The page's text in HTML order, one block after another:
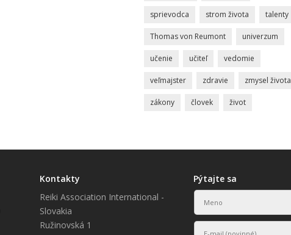
sprievodca strom života talenty
Thomas von Reumont univerzum
učenie učiteľ vedomie
veľmajster zdravie zmysel života
zákony človek život
Kontakty
Reiki Association International -
Slovakia
Ružinovská 1
Pýtajte sa